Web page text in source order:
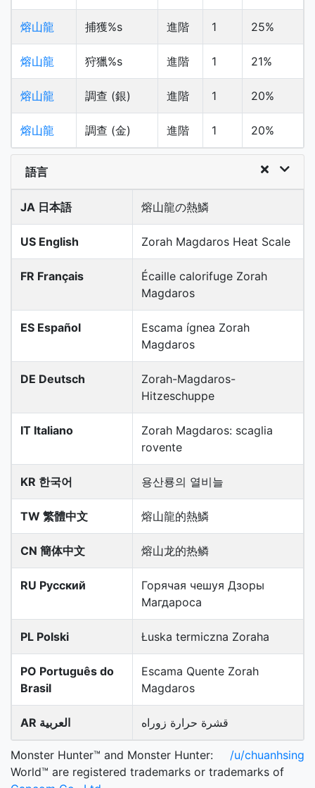
熔山龍 捕獲%s 進階 1 25%
熔山龍 狩獵%s 進階 1 21%
熔山龍 調查 (銀) 進階 1 20%
熔山龍 調查 (金) 進階 1 20%
語言
JA 日本語 熔山龍の熱鱗
US English Zorah Magdaros Heat Scale
FR Français
Écaille calorifuge Zorah
Magdaros
ES Español
Escama ígnea Zorah
Magdaros
DE Deutsch
Zorah-Magdaros-
Hitzeschuppe
IT Italiano
Zorah Magdaros: scaglia
rovente
KR 한국어 용산룡의 열비늘
TW 繁體中文 熔山龍的熱鱗
CN 簡体中文 熔山龙的热鳞
RU Русский
Горячая чешуя Дзоры
Магдароса
PL Polski Łuska termiczna Zoraha
PO Português do
Brasil
Escama Quente Zorah
Magdaros
AR العربية قشرة حرارة زوراه
/u/chuanhsing
Monster Hunter™ and Monster Hunter:
World™ are registered trademarks or trademarks of